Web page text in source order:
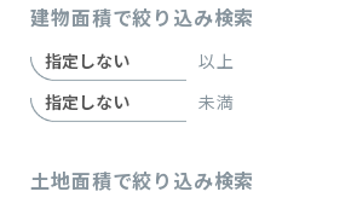
建物面積で絞り込み検索
以上
未満
土地面積で絞り込み検索